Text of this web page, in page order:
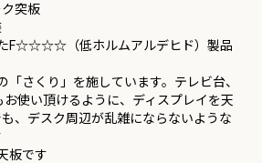
ク突板
F☆☆☆☆（低ホルムアルデヒド）製品
「さくり」を施しています。テレビ台、
お使い頂けるように、ディスプレイを天
、デスク周辺が乱雑にならないような
板です